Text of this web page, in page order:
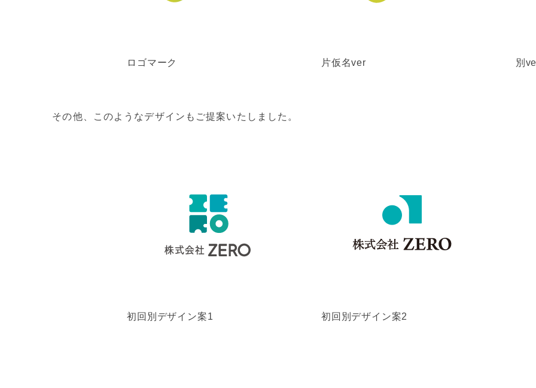
ロゴマーク 片仮名ver 別
その他、このようなデザインもご提案いたしました。
初回別デザイン案1 初回別デザイン案2